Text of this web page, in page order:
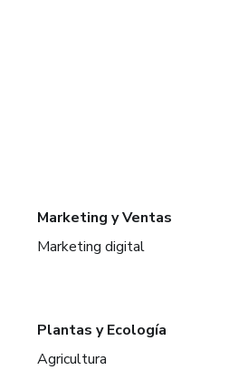
Marketing y Ventas
Marketing digital
Plantas y Ecología
Agricultura